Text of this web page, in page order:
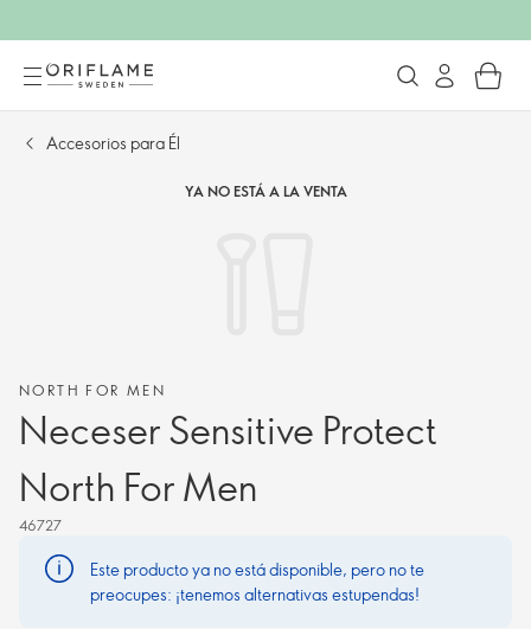
Accesorios para Él
YA NO ESTÁ A LA VENTA
NORTH FOR MEN
Neceser Sensitive Protect
North For Men
46727
Este producto ya no está disponible, pero no te
preocupes: ¡tenemos alternativas estupendas!